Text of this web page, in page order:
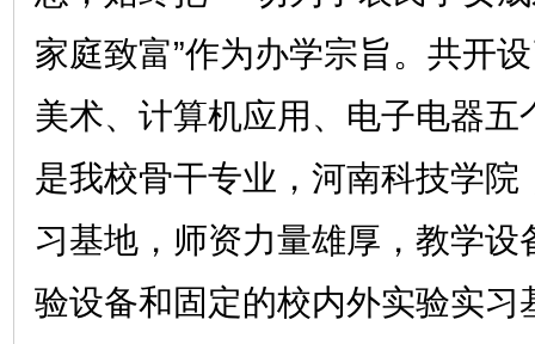
家庭致富”作为办学宗旨。共开
美术、计算机应用、电子电器五
是我校骨干专业，河南科技学院
习基地，师资力量雄厚，教学设
验设备和固定的校内外实验实习